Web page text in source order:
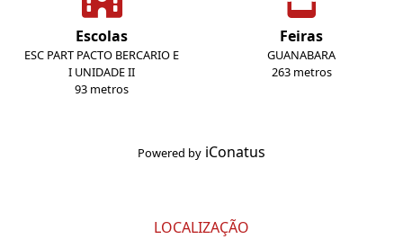
Escolas
ESC PART PACTO BERCARIO E
I UNIDADE II
93 metros
Feiras
GUANABARA
263 metros
Powered by iConatus
LOCALIZAÇÃO